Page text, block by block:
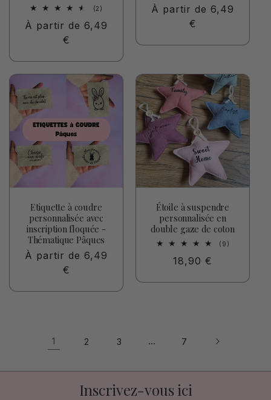
(2)
des
Prix
À partir de 6,49
€
Prix
À partir de 6,49
€
Etiquette à coudre
personnalisée avec
inscription floquée -
Thématique Pâques
Prix
À partir de 6,49
€
Étoile à suspendre
personnalisée en
double gaze de coton
(9)
Prix
18,90 €
1 2 3 … 7
Inscrivez-vous ici